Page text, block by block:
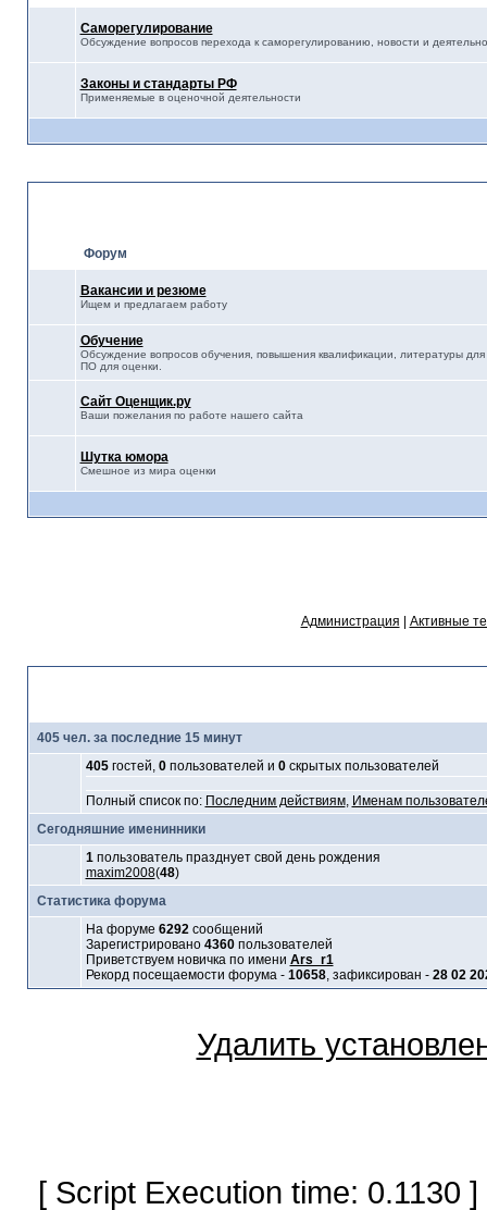
Саморегулирование
Обсуждение вопросов перехода к саморегулированию, новости и
Законы и стандарты РФ
Применяемые в оценочной деятельности
Форум
Вакансии и резюме
Ищем и предлагаем работу
Обучение
Обсуждение вопросов обучения, повышения квалификации, литературы
ПО для оценки.
Сайт Оценщик.ру
Ваши пожелания по работе нашего сайта
Шутка юмора
Смешное из мира оценки
Администрация Активные
405 чел. за последние 15 минут
405гостей, 0пользователей и 0скрытых пользователей
Полный список по: Последним действиям, Именам
Сегодняшние именинники
1пользователь празднует свой день рождения
maxim2008(48)
Статистика форума
На форуме 6292сообщений
Зарегистрировано 4360пользователей
Приветствуем новичка по имени Ars_r1
Рекорд посещаемости форума - 10658, зафиксирован - 28 02
Удалить
[ Script Execution time: